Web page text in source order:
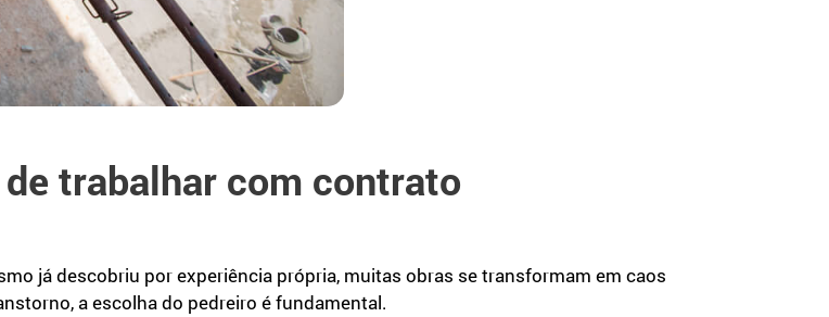
trabalhar com contrato
já descobriu por experiência própria, muitas obras se transformam em caos
a escolha do pedreiro é fundamental.